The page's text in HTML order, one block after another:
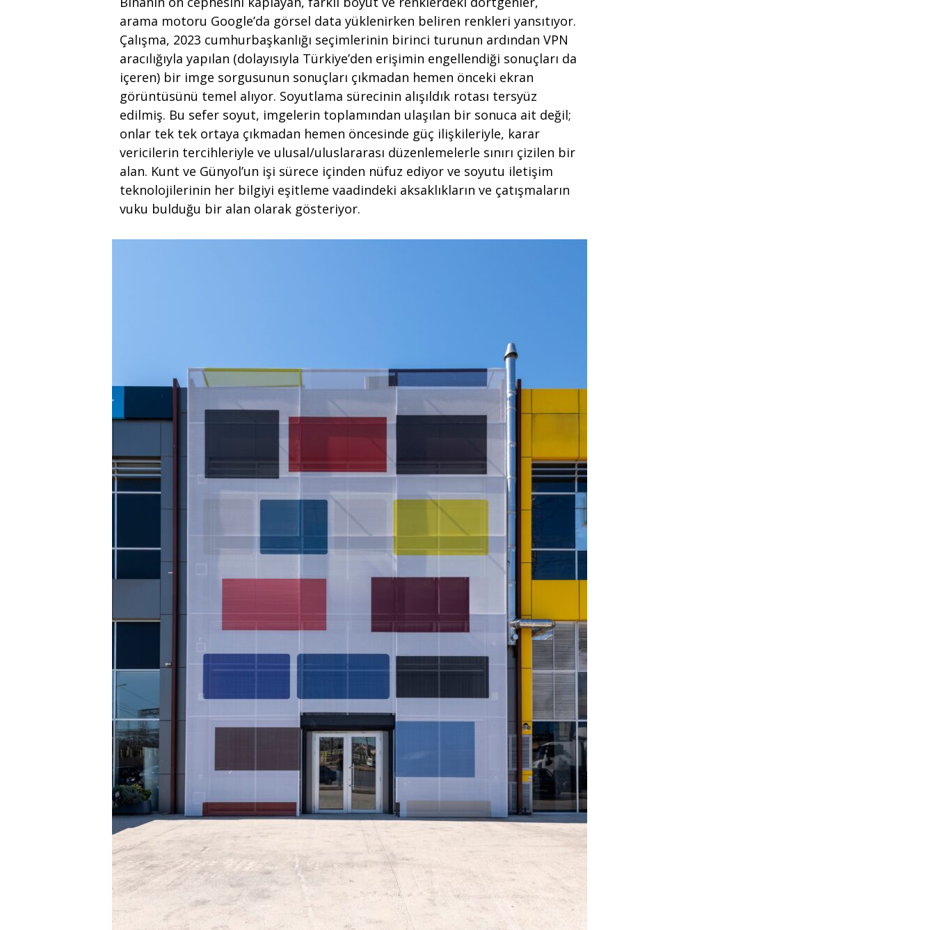
arama motoru Google’da görsel data yüklenirken beliren renkleri yansıtıyor.
Çalışma, 2023 cumhurbaşkanlığı seçimlerinin birinci turunun ardından VPN
aracılığıyla yapılan (dolayısıyla Türkiye’den erişimin engellendiği sonuçları da
içeren) bir imge sorgusunun sonuçları çıkmadan hemen önceki ekran
görüntüsünü temel alıyor. Soyutlama sürecinin alışıldık rotası tersyüz
edilmiş. Bu sefer soyut, imgelerin toplamından ulaşılan bir sonuca ait değil;
onlar tek tek ortaya çıkmadan hemen öncesinde güç ilişkileriyle, karar
vericilerin tercihleriyle ve ulusal/uluslararası düzenlemelerle sınırı çizilen bir
alan. Kunt ve Günyol’un işi sürece içinden nüfuz ediyor ve soyutu iletişim
teknolojilerinin her bilgiyi eşitleme vaadindeki aksaklıkların ve çatışmaların
vuku bulduğu bir alan olarak gösteriyor.